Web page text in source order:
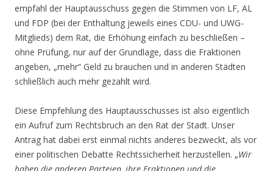
empfahl der Hauptausschuss gegen die Stimmen von LF, AL
und FDP (bei der Enthaltung jeweils eines CDU- und UWG-
Mitglieds) dem Rat, die Erhöhung einfach zu beschließen –
ohne Prüfung, nur auf der Grundlage, dass die Fraktionen
angeben, „mehr“ Geld zu brauchen und in anderen Städten
schließlich auch mehr gezahlt wird.
Diese Empfehlung des Hauptausschusses ist also eigentlich
ein Aufruf zum Rechtsbruch an den Rat der Stadt. Unser
Antrag hat dabei erst einmal nichts anderes bezweckt, als vor
einer politischen Debatte Rechtssicherheit herzustellen. „Wir
haben die anderen Parteien, ihre Fraktionen und die